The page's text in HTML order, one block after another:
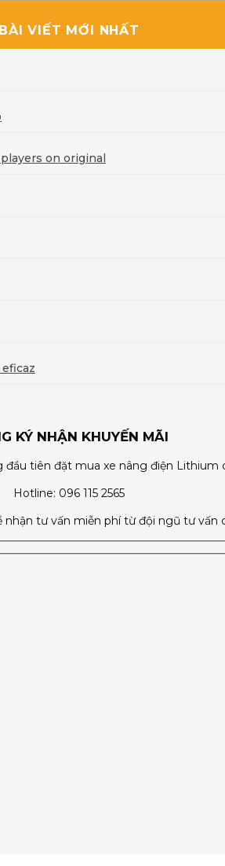
BÀI VIẾT MỚI NHẤT
on original
KÝ NHẬN KHUYẾN MÃI
đầu tiên đặt mua xe nâng điện Lithium
Hotline: 096 115 2565
nhận tư vấn miễn phí từ đội ngũ tư vấn